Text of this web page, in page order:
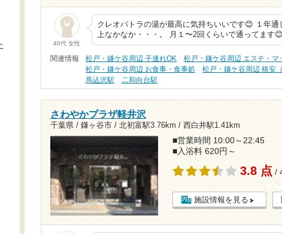
40代 女性
クレオパトラの湯が最高に気持ちいいです😊 １年
上なかなか・・・。 月１〜2回くらいで通ってます😊
関連情報 松戸・鎌ケ谷周辺 子連れOK
松戸・鎌ケ谷周辺 エステ・マ
松戸・鎌ケ谷周辺 お食事・食事処
松戸・鎌ケ谷周辺 格安
馬込沢駅
二和向台駅
さわやかプラザ軽井沢
千葉県 / 鎌ヶ谷市 / 北初富駅3.76km / 西白井駅1.41km
■営業時間 10:00～22:45
■入浴料 620円～
3.8 点 /
施設情報を見る